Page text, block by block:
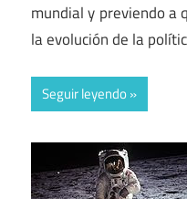
mundial y previendo a
la evolución de la
Seguir leyendo